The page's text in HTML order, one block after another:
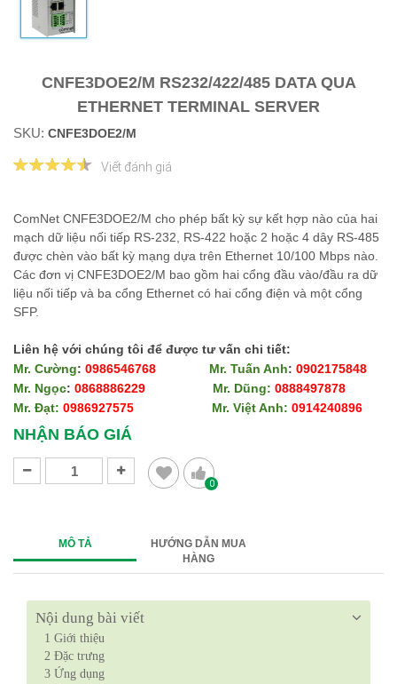
CNFE3DOE2/M RS232/422/485 DATA QUA
ETHERNET TERMINAL SERVER
SKU: CNFE3DOE2/M
Viết đánh giá
ComNet CNFE3DOE2/M cho phép bất kỳ sự kết hợp nào của hai
mạch dữ liệu nối tiếp RS-232, RS-422 hoặc 2 hoặc 4 dây RS-485
được chèn vào bất kỳ mạng dựa trên Ethernet 10/100 Mbps nào.
Các đơn vị CNFE3DOE2/M bao gồm hai cổng đầu vào/đầu ra dữ
liệu nối tiếp và ba cổng Ethernet có hai cổng điện và một cổng
SFP.
Liên hệ với chúng tôi để được tư vấn chi tiết:
Mr. Cường: 0986546768 Mr. Tuấn Anh: 0902175848
Mr. Ngọc: 0868886229 Mr. Dũng: 0888497878
Mr. Đạt: 0986927575 Mr. Việt Anh: 0914240896
NHẬN BÁO GIÁ
0
MÔ TẢ
HƯỚNG DẪN MUA
HÀNG
Nội dung bài viết
1 Giới thiệu
2 Đặc trưng
3 Ứng dụng